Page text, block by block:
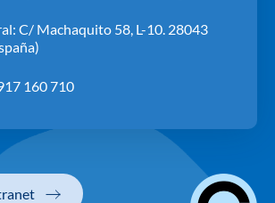
C/ Machaquito 58, L-10. 28043
160 710